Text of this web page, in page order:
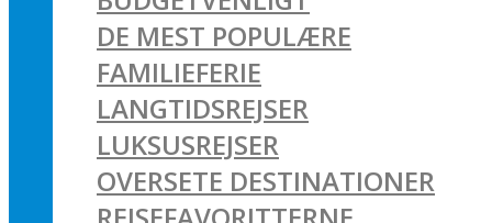
DE MEST POPULÆRE
FAMILIEFERIE
LANGTIDSREJSER
LUKSUSREJSER
OVERSETE DESTINATIONER